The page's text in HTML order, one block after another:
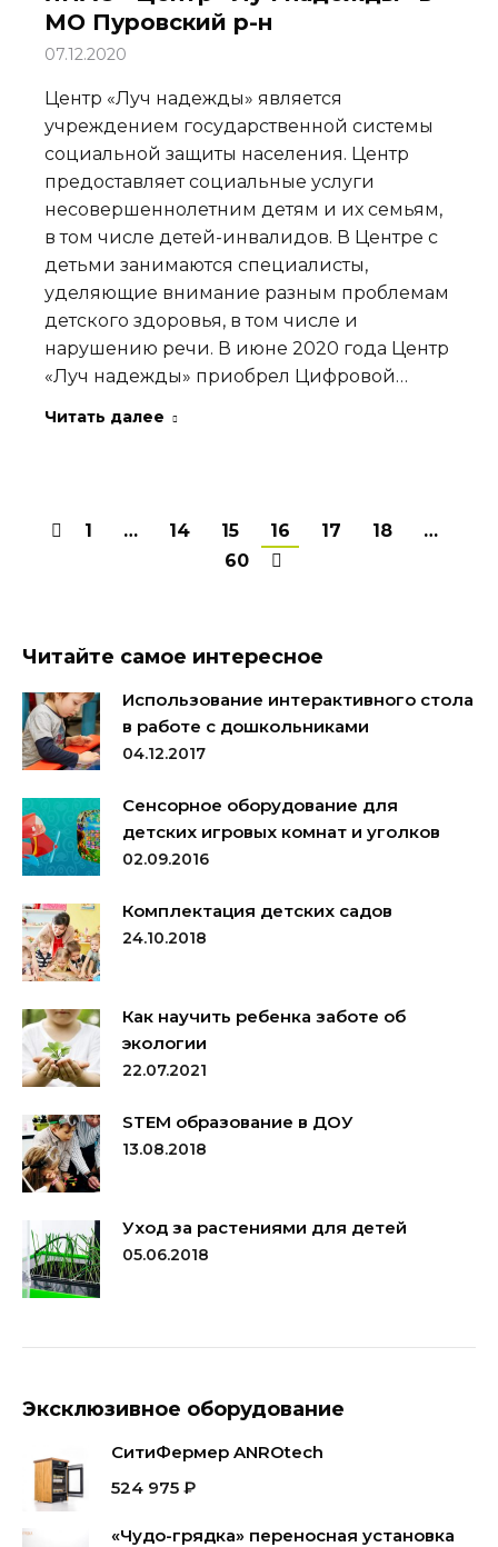
МО Пуровский р-н
07.12.2020
Центр «Луч надежды» является
учреждением государственной системы
социальной защиты населения. Центр
предоставляет социальные услуги
несовершеннолетним детям и их семьям,
в том числе детей-инвалидов. В Центре с
детьми занимаются специалисты,
уделяющие внимание разным проблемам
детского здоровья, в том числе и
нарушению речи. В июне 2020 года Центр
«Луч надежды» приобрел Цифровой…
Читать далее
1 … 14 15 16 17 18
…
60
Читайте самое интересное
Использование интерактивного стола
в работе с дошкольниками
04.12.2017
Сенсорное оборудование для
детских игровых комнат и уголков
02.09.2016
Комплектация детских садов
24.10.2018
Как научить ребенка заботе об
экологии
22.07.2021
STEM образование в ДОУ
13.08.2018
Уход за растениями для детей
05.06.2018
Эксклюзивное оборудование
СитиФермер ANROtech
524 975 ₽
«Чудо-грядка» переносная установка